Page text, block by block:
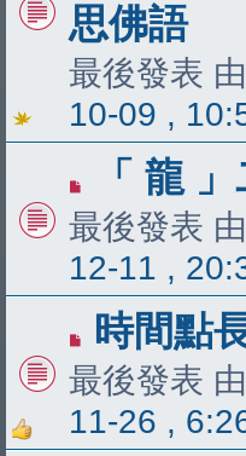
思佛語
最後發表 由
10-09 ,
「 龍
最後發表 由
12-11 ,
時間點
最後發表 由
11-26 ,